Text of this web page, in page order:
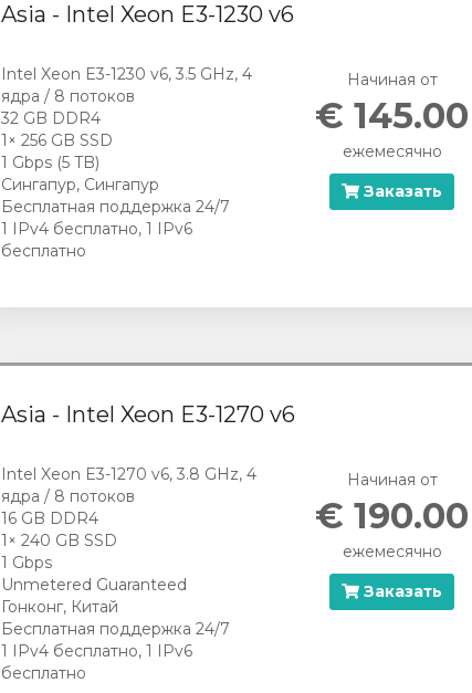
Asia - Intel Xeon E3-1230 v6
Intel Xeon E3-1230 v6, 3.5 GHz, 4
ядра / 8 потоков
32 GB DDR4
1× 256 GB SSD
1 Gbps (5 TB)
Сингапур, Сингапур
Бесплатная поддержка 24/7
1 IPv4 бесплатно, 1 IPv6
бесплатно
Начиная от
€ 145.00
ежемесячно
Заказать
Asia - Intel Xeon E3-1270 v6
Intel Xeon E3-1270 v6, 3.8 GHz, 4
ядра / 8 потоков
16 GB DDR4
1× 240 GB SSD
1 Gbps
Unmetered Guaranteed
Гонконг, Китай
Бесплатная поддержка 24/7
1 IPv4 бесплатно, 1 IPv6
бесплатно
Начиная от
€ 190.00
ежемесячно
Заказать